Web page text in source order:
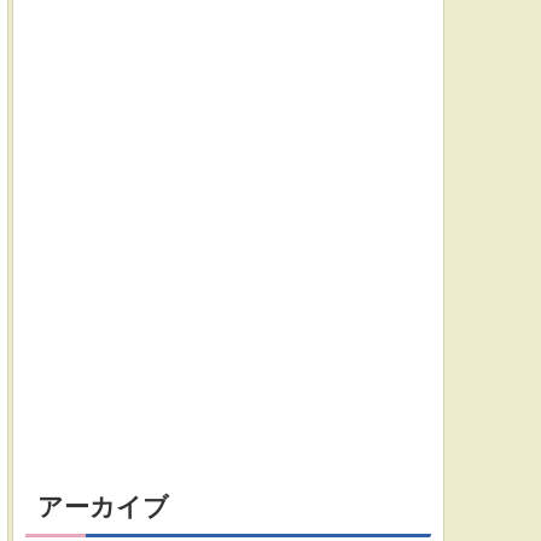
アーカイブ